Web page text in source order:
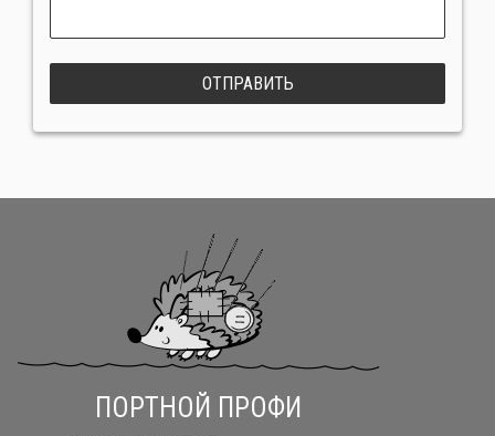
ОТПРАВИТЬ
ПОРТНОЙ ПРОФИ